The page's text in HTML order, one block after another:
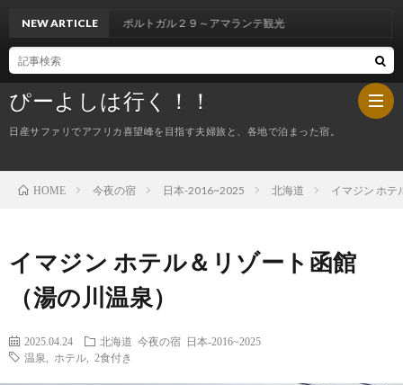
ぴーよしは行く！！
日産サファリでアフリカ喜望峰を目指す夫婦旅と、各地で泊まった宿。
NEW ARTICLE
ガル２９～アマランテ観光
HOME 今夜の宿 日本-2016~2025 北海道 イマジン ホテ
イマジン ホテル＆リゾート函館
（湯の川温泉）
2025.04.24 北海道 今夜の宿
日本-2016~2025
温泉
ホテル 2食付き